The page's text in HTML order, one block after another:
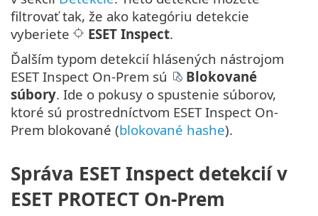
filtrovať tak, že ako kategóriu detekcie
vyberiete
ESET Inspect.
Ďalším typom detekcií hlásených nástrojom
ESET Inspect On-Prem sú
Blokované
súbory. Ide o pokusy o spustenie súborov,
ktoré sú prostredníctvom ESET Inspect On-
Prem blokované (blokované hashe).
Správa ESET Inspect detekcií v
ESET PROTECT On-Prem